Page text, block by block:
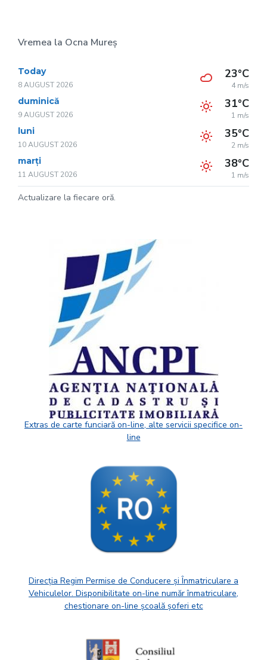
Vremea la Ocna Mureș
Today
8 AUGUST 2026
23°C
4 m/s
duminică
9 AUGUST 2026
31°C
1 m/s
luni
10 AUGUST 2026
35°C
2 m/s
marți
11 AUGUST 2026
38°C
1 m/s
Actualizare la fiecare oră.
Extras de carte funciară on-line, alte servicii specifice on-
line
Direcția Regim Permise de Conducere și Înmatriculare a
Vehiculelor. Disponibilitate on-line număr înmatriculare,
chestionare on-line școală șoferi etc